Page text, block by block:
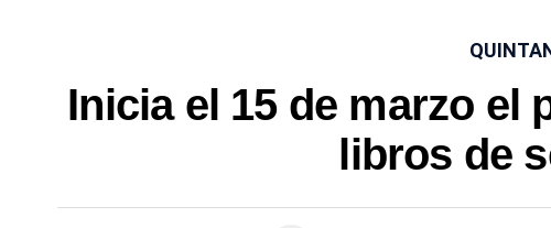
Inicia el 15 de marzo el
libros de